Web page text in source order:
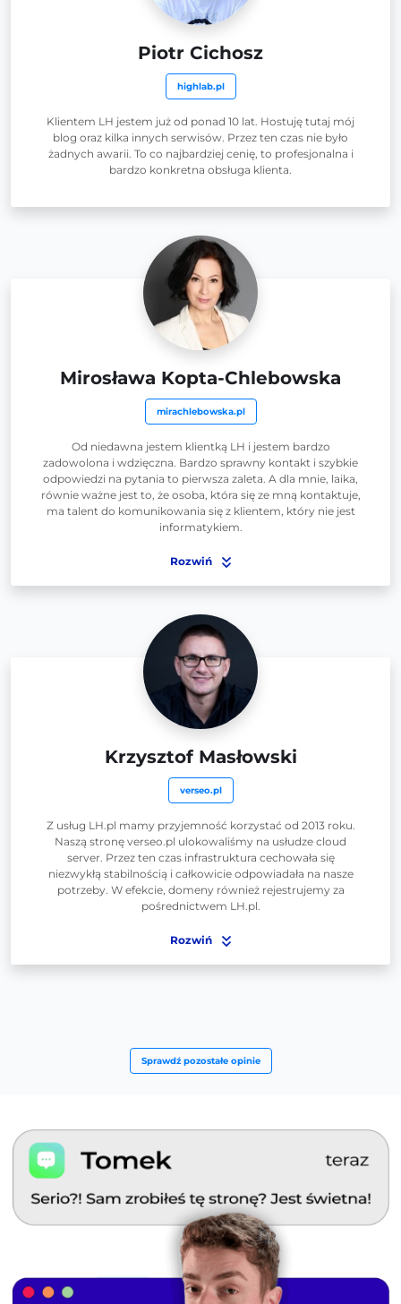
Piotr Cichosz
highlab.pl
Klientem LH jestem już od ponad 10 lat. Hostuję tutaj mój
blog oraz kilka innych serwisów. Przez ten czas nie było
żadnych awarii. To co najbardziej cenię, to profesjonalna i
bardzo konkretna obsługa klienta.
Mirosława Kopta-Chlebowska
mirachlebowska.pl
Od niedawna jestem klientką LH i jestem bardzo
zadowolona i wdzięczna. Bardzo sprawny kontakt i szybkie
odpowiedzi na pytania to pierwsza zaleta. A dla mnie, laika,
równie ważne jest to, że osoba, która się ze mną kontaktuje,
ma talent do komunikowania się z klientem, który nie jest
informatykiem.
Rozwiń
Krzysztof Masłowski
verseo.pl
Z usług LH.pl mamy przyjemność korzystać od 2013 roku.
Naszą stronę verseo.pl ulokowaliśmy na usłudze cloud
server. Przez ten czas infrastruktura cechowała się
niezwykłą stabilnością i całkowicie odpowiadała na nasze
potrzeby. W efekcie, domeny również rejestrujemy za
pośrednictwem LH.pl.
Rozwiń
Sprawdź pozostałe opinie